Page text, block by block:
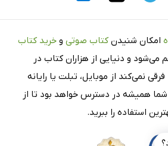
امکان شنیدن کتاب صوتی و خرید کتاب
می‌شود و دنیایی از هزاران کتاب در
نمی‌کند از موبایل، تبلت یا رایانه
شما همیشه در دسترس خواهد بود تا از
استفاده را ببرید.